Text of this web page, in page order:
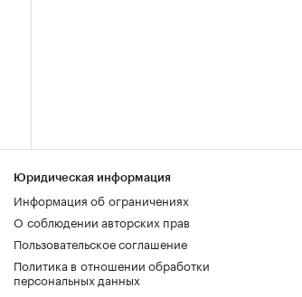
Юридическая информация
Информация об ограничениях
О соблюдении авторских прав
Пользовательское соглашение
Политика в отношении обработки
персональных данных